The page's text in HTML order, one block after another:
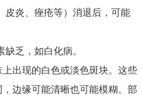
皮炎、痤疮等）消退后，可能
乏，如白化病。
出现的白色或淡色斑块。这些
边缘可能清晰也可能模糊。部